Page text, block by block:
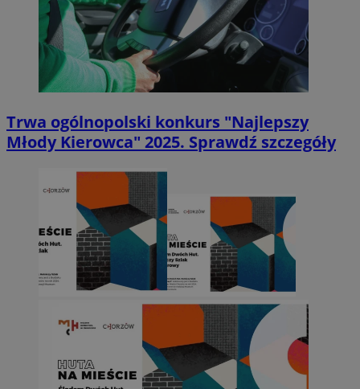
Trwa ogólnopolski konkurs "Najlepszy
Młody Kierowca" 2025. Sprawdź szczegóły